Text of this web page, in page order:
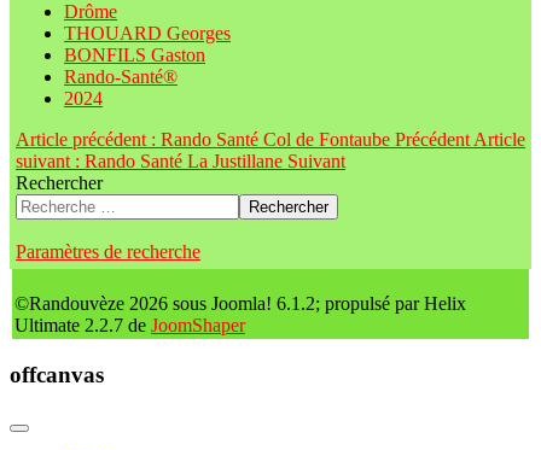
Drôme
THOUARD Georges
BONFILS Gaston
Rando-Santé®
2024
Article précédent : Rando Santé Col de Fontaube Précédent Article
suivant : Rando Santé La Justillane Suivant
Rechercher
Rechercher
Paramètres de recherche
©Randouvèze 2026 sous Joomla! 6.1.2; propulsé par Helix
Ultimate 2.2.7 de JoomShaper
offcanvas